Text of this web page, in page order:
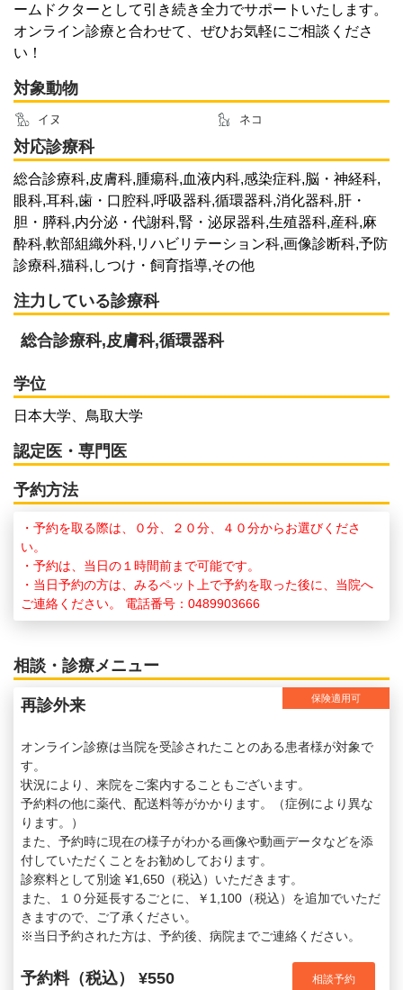
ームドクターとして引き続き全力でサポートいたします。
オンライン診療と合わせて、ぜひお気軽にご相談くださ
い！
対象動物
イヌ ネコ
対応診療科
総合診療科,皮膚科,腫瘍科,血液内科,感染症科,脳・神経科,
眼科,耳科,歯・口腔科,呼吸器科,循環器科,消化器科,肝・
胆・膵科,内分泌・代謝科,腎・泌尿器科,生殖器科,産科,麻
酔科,軟部組織外科,リハビリテーション科,画像診断科,予防
診療科,猫科,しつけ・飼育指導,その他
注力している診療科
総合診療科,皮膚科,循環器科
学位
日本大学、鳥取大学
認定医・専門医
予約方法
・予約を取る際は、０分、２０分、４０分からお選びくださ
い。
・予約は、当日の１時間前まで可能です。
・当日予約の方は、みるペット上で予約を取った後に、当院へ
ご連絡ください。 電話番号：0489903666
相談・診療メニュー
再診外来 保険適用可
オンライン診療は当院を受診されたことのある患者様が対象で
す。
状況により、来院をご案内することもございます。
予約料の他に薬代、配送料等がかかります。（症例により異な
ります。）
また、予約時に現在の様子がわかる画像や動画データなどを添
付していただくことをお勧めしております。
診察料として別途 ¥1,650（税込）いただきます。
また、１０分延長するごとに、￥1,100（税込）を追加でいただ
きますので、ご了承ください。
※当日予約された方は、予約後、病院までご連絡ください。
予約料（税込） ¥550
相談予約